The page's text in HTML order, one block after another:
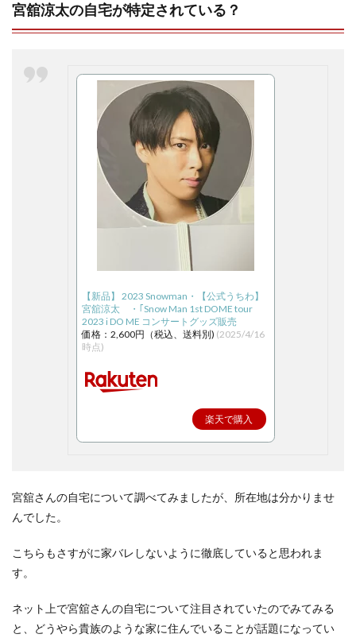
宮舘涼太の自宅が特定されている？
【新品】 2023 Snowman・【公式うちわ】
宮舘涼太 ・｢Snow Man 1st DOME tour
2023 i DO ME コンサートグッズ販売
価格：2,600円（税込、送料別) (2025/4/16
時点)
楽天で購入
宮舘さんの自宅について調べてみましたが、所在地は分かりませ
んでした。
こちらもさすがに家バレしないように徹底していると思われま
す。
ネット上で宮舘さんの自宅について注目されていたのでみてみる
と、どうやら貴族のような家に住んでいることが話題になってい